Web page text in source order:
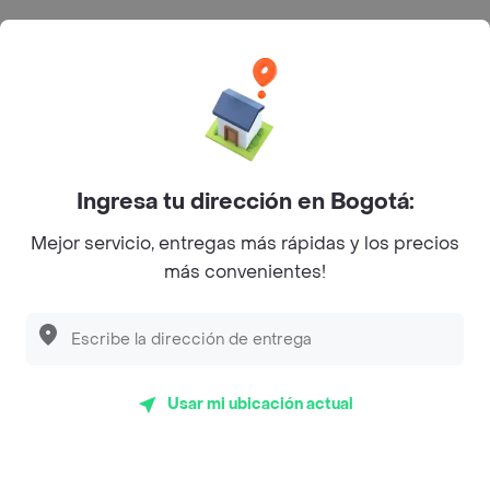
Myriam Camhi Co
Magnifique
Desayunadero de la 42
Sopitas y Frijoladas
Ingresa tu dirección en Bogotá:
Mejor servicio, entregas más rápidas y los precios
más convenientes!
Usar mi ubicación actual